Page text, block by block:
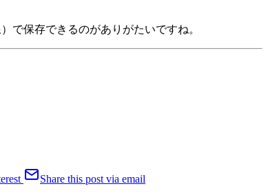
で保存できるのがありがたいですね。
Share this post via email